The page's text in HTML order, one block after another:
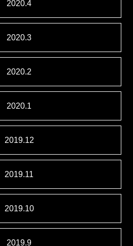
2020.4
2020.3
2020.2
2020.1
2019.12
2019.11
2019.10
2019.9